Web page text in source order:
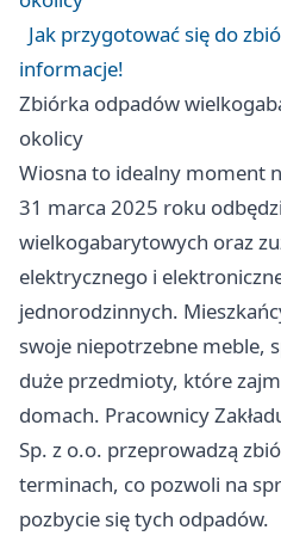
Jak przygotować się do
informacje!
Zbiórka odpadów
okolicy
Wiosna to idealny moment
31 marca 2025 roku
wielkogabarytowych oraz
elektrycznego i
jednorodzinnych.
swoje niepotrzebne meble,
duże przedmioty, które
domach. Pracownicy
Sp. z o.o. przeprowadzą
terminach, co pozwoli na
pozbycie się tych odpadów.